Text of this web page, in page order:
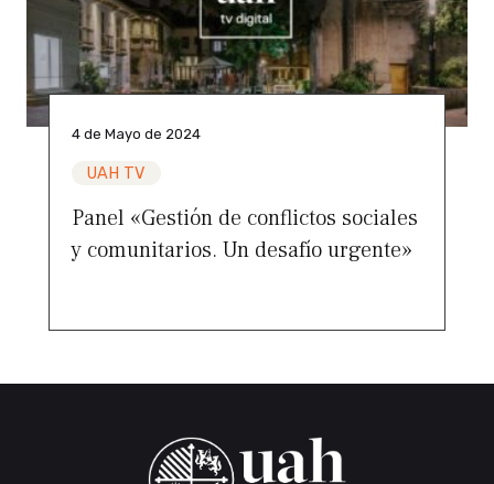
4 de Mayo de 2024
UAH TV
Panel «Gestión de conflictos sociales
y comunitarios. Un desafío urgente»